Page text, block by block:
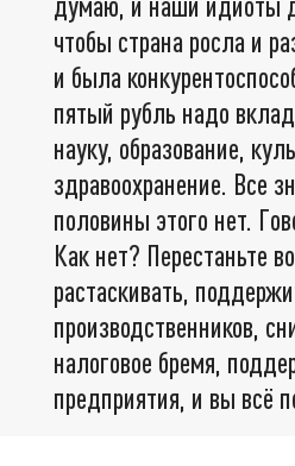
чтобы страна росла и
и была
пятый рубль надо
науку, образование,
здравоохранение. Все
половины этого нет.
Как нет? Перестаньте
растаскивать,
производственников,
налоговое бремя,
предприятия, и вы всё